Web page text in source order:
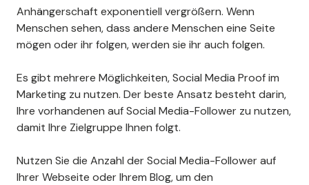
Anhängerschaft exponentiell vergrößern. Wenn
Menschen sehen, dass andere Menschen eine Seite
mögen oder ihr folgen, werden sie ihr auch folgen.
Es gibt mehrere Möglichkeiten, Social Media Proof im
Marketing zu nutzen. Der beste Ansatz besteht darin,
Ihre vorhandenen auf Social Media-Follower zu nutzen,
damit Ihre Zielgruppe Ihnen folgt.
Nutzen Sie die Anzahl der Social Media-Follower auf
Ihrer Webseite oder Ihrem Blog, um den